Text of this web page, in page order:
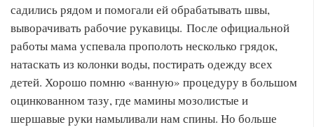
садились рядом и помогали ей обрабатывать швы,
выворачивать рабочие рукавицы. После официальной
работы мама успевала прополоть несколько грядок,
натаскать из колонки воды, постирать одежду всех
детей. Хорошо помню «ванную» процедуру в большом
оцинкованном тазу, где мамины мозолистые и
шершавые руки намыливали нам спины. Но больше